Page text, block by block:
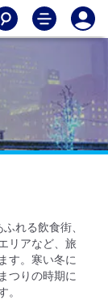
れる飲食街、
リアなど、旅
す。寒い冬に
つりの時期に
。